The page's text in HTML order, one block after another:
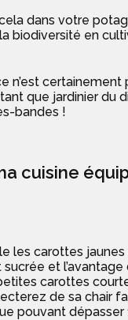
dans votre
biodiversité en
n’est
que jardinier
bandes !
cuisine
les carottes
et
carottes
de sa chair
pouvant